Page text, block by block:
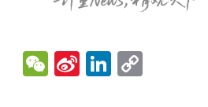
WeChat
Sina
Weibo
LinkedIn